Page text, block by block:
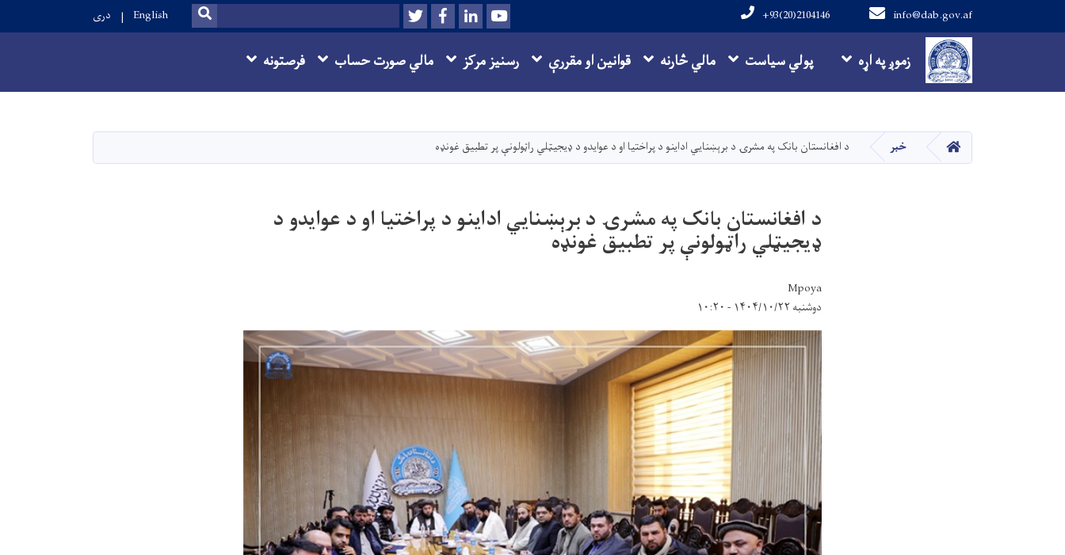
دانګل
info@dab.gov.af
+93(20)2104146
Youtube
LinkedIn
Facebook
Twitter
Search
SEARCH
English دری
Main navigation
زموږ په اړه پولي سیاست مالي څارنه قوانین او مقررې رسنیز مرکز مالي صورت حساب فرصتونه
کور خبر د افغانستان بانک په مشرۍ د برېښنایي اداینو د پراختیا او د عوایدو د ډیجیټلي راټولونې پر تطبیق غونډه
د افغانستان بانک په مشرۍ د برېښنایي اداینو د پراختیا او د عوایدو د
ډیجیټلي راټولونې پر تطبیق غونډه
Mpoya
دوشنبه ۱۴۰۴/۱۰/۲۲ - ۱۰:۲۰